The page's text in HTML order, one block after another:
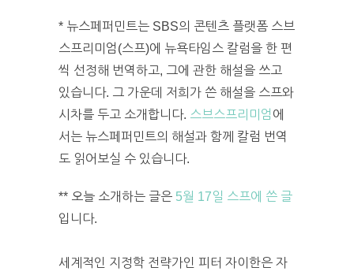
* 뉴스페퍼민트는 SBS의 콘텐츠 플랫폼 스브
스프리미엄(스프)에 뉴욕타임스 칼럼을 한 편
씩 선정해 번역하고, 그에 관한 해설을 쓰고
있습니다. 그 가운데 저희가 쓴 해설을 스프와
시차를 두고 소개합니다. 스브스프리미엄 에
서는 뉴스페퍼민트의 해설과 함께 칼럼 번역
도 읽어보실 수 있습니다.
** 오늘 소개하는 글은 5월 17일 스프에 쓴 글
입니다.
세계적인 지정학 전략가인 피터 자이한은 자